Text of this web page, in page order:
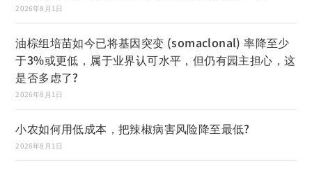
2026年8月1日
油棕组培苗如今已将基因突变 (somaclonal) 率降至少
于3%或更低，属于业界认可水平，但仍有园主担心，这
是否多虑了?
2026年8月1日
小农如何用低成本，把辣椒病害风险降至最低?
2026年8月1日